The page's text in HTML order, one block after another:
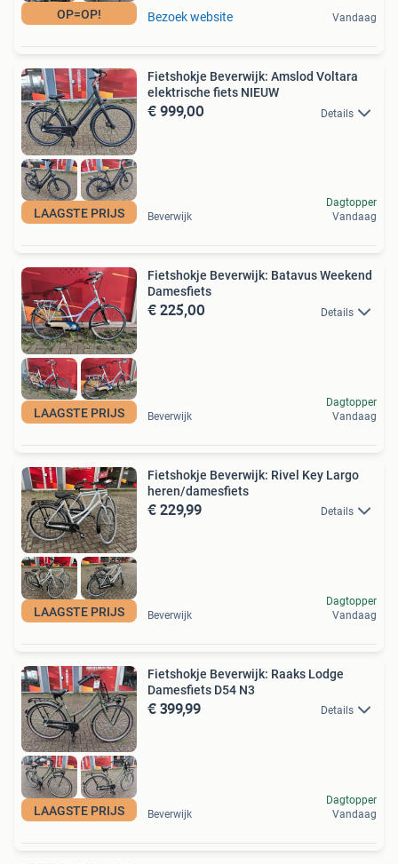
OP=OP! Bezoek website Vandaag
LAAGSTE PRIJS
Fietshokje Beverwijk: Amslod Voltara
elektrische fiets NIEUW
€ 999,00 Details
Beverwijk
Dagtopper
Vandaag
LAAGSTE PRIJS
Fietshokje Beverwijk: Batavus Weekend
Damesfiets
€ 225,00 Details
Beverwijk
Dagtopper
Vandaag
LAAGSTE PRIJS
Fietshokje Beverwijk: Rivel Key Largo
heren/damesfiets
€ 229,99 Details
Beverwijk
Dagtopper
Vandaag
LAAGSTE PRIJS
Fietshokje Beverwijk: Raaks Lodge
Damesfiets D54 N3
€ 399,99 Details
Beverwijk
Dagtopper
Vandaag